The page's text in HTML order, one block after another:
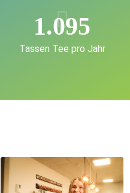
1.095
Tassen Tee pro Jahr